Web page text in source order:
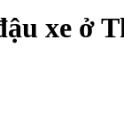
xe ở